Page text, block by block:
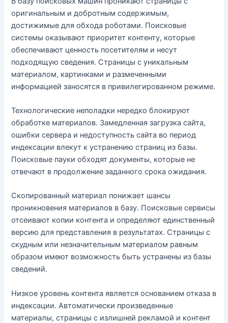
оригинальным и добротным содержимым,
достижимые для обхода роботами. Поисковые
системы оказывают приоритет контенту, которые
обеспечивают ценность посетителям и несут
подходящую сведения. Страницы с уникальным
материалом, картинками и размеченными
информацией заносятся в привилегированном режиме.
Технологические неполадки нередко блокируют
обработке материалов. Замедленная загрузка сайта,
ошибки сервера и недоступность сайта во период
индексации влекут к устранению страниц из базы.
Поисковые пауки обходят документы, которые не
отвечают в продолжение заданного срока ожидания.
Скопированный материал понижает шансы
проникновения материалов в базу. Поисковые сервисы
отсеивают копии контента и определяют единственный
версию для представления в результатах. Страницы с
скудным или незначительным материалом равным
образом имеют возможность быть устранены из базы
сведений.
Низкое уровень контента является основанием отказа в
индексации. Автоматически произведенные
материалы, страницы с излишней рекламой и контент